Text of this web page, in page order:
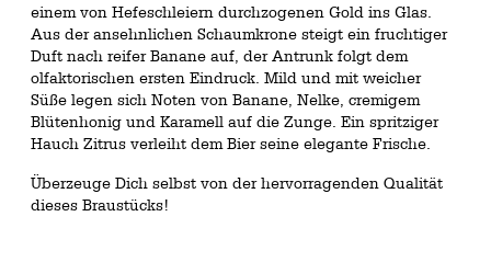
einem von Hefeschleiern durchzogenen Gold ins Glas.
Aus der ansehnlichen Schaumkrone steigt ein fruchtiger
Duft nach reifer Banane auf, der Antrunk folgt dem
olfaktorischen ersten Eindruck. Mild und mit weicher
Süße legen sich Noten von Banane, Nelke, cremigem
Blütenhonig und Karamell auf die Zunge. Ein spritziger
Hauch Zitrus verleiht dem Bier seine elegante Frische.
Überzeuge Dich selbst von der hervorragenden Qualität
dieses Braustücks!